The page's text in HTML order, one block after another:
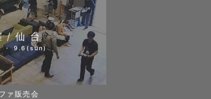
/仙台
9.6(sun)
ァ販売会